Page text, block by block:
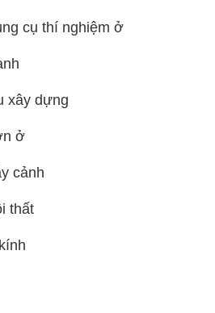
cụ thí nghiệm ở
xây dựng
ở
cảnh
thất